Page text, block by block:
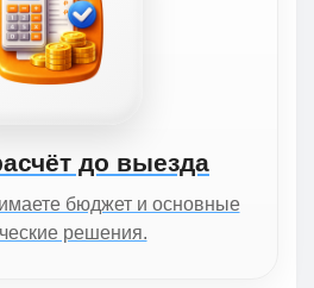
до выезда
бюджет и основные
решения.